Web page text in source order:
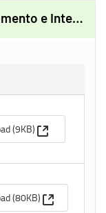
Download Dati Storici Aggiornamento e Integrazione ExCasMez
(9KB) (Apre una
(80KB) (Apre una